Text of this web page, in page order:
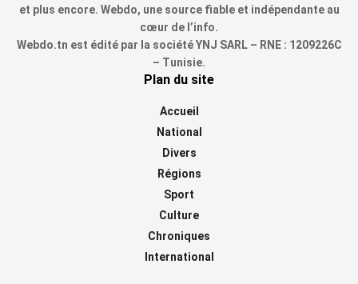
et plus encore. Webdo, une source fiable et indépendante au
cœur de l’info.
Webdo.tn est édité par la société YNJ SARL – RNE : 1209226C
– Tunisie.
Plan du site
Accueil
National
Divers
Régions
Sport
Culture
Chroniques
International